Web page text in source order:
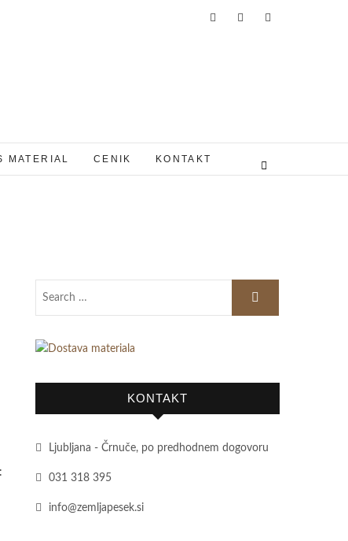
MATERIAL CENIK KONTAKT
KONTAKT
Ljubljana - Črnuče, po predhodnem dogovoru
031 318 395
info@zemljapesek.si